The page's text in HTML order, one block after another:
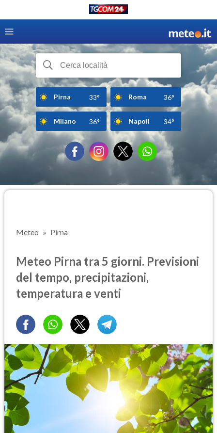
Pirna 33° Roma 36°
Milano 36° Napoli 34°
Meteo Pirna
Meteo Pirna tra 5 giorni. Previsioni
del tempo, precipitazioni,
temperatura e venti